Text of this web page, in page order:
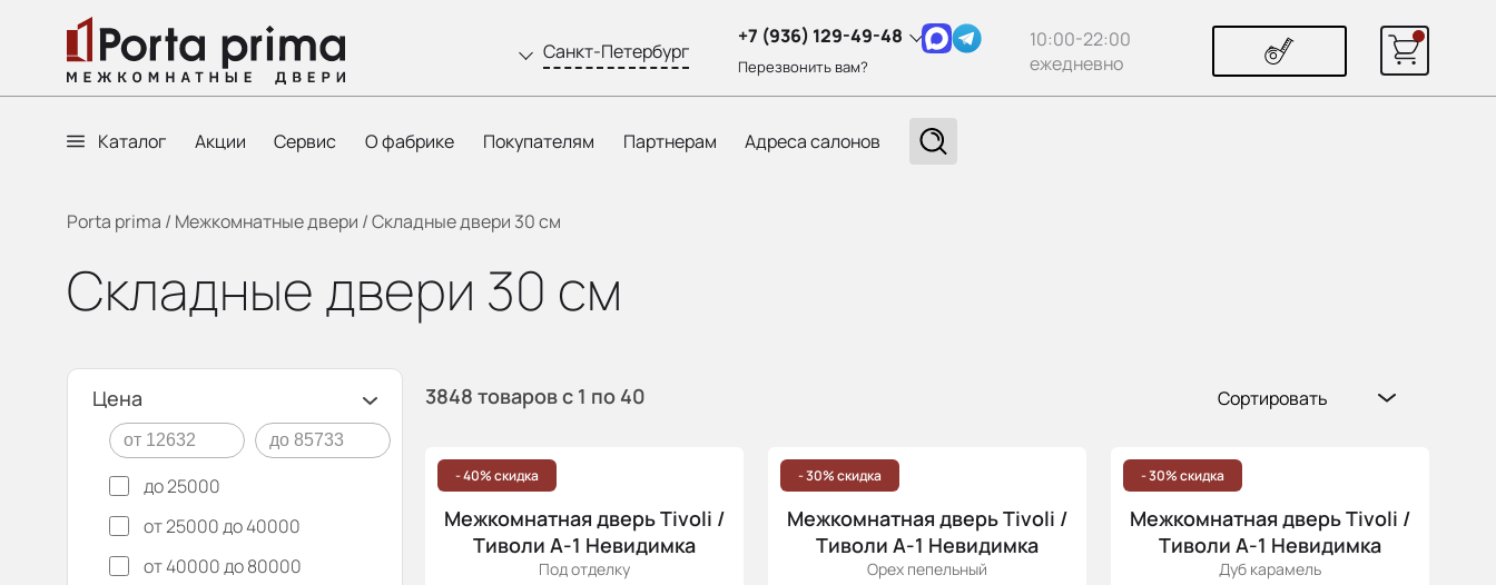
Санкт-Петербург
+7 (936) 129-49-48
Перезвонить вам?
10:00-22:00
ежедневно
Каталог Акции Сервис О фабрике Покупателям Партнерам Адреса салонов
Porta prima / Межкомнатные двери /Складные двери 30 см
Складные двери 30 см
Цена
до 25000
от 25000 до 40000
от 40000 до 80000
3848 товаровс 1 по 40
Сортировать
Цена (возр.)
Cначала новинки
Cначала скидки
- 40% скидка
Межкомнатная дверь Tivoli /
Тиволи А-1 Невидимка
Под отделку
- 30% скидка
Межкомнатная дверь Tivoli /
Тиволи А-1 Невидимка
Орех пепельный
- 30% скидка
Межкомнатная дверь Tivoli /
Тиволи А-1 Невидимка
Дуб карамель